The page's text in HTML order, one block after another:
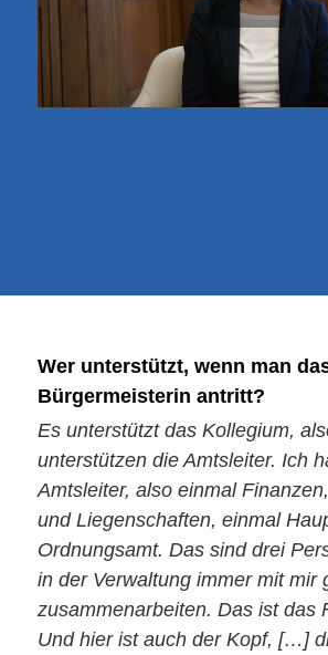
Wer unterstützt, wenn man
Bürgermeisterin antritt?
Es unterstützt das Kollegium,
unterstützen die Amtsleiter. Ich
Amtsleiter, also einmal
und Liegenschaften, einmal
Ordnungsamt. Das sind drei
in der Verwaltung immer mit mir
zusammenarbeiten. Das ist das
Und hier ist auch der Kopf, […]